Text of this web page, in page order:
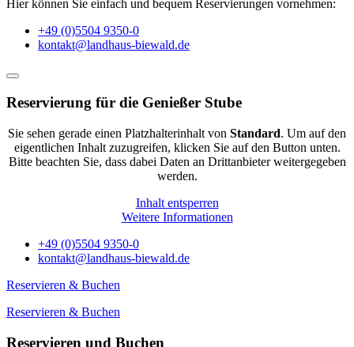
Hier können Sie einfach und bequem Reservierungen vornehmen:
+49 (0)5504 9350-0
kontakt@landhaus-biewald.de
Reservierung für die Genießer Stube
Sie sehen gerade einen Platzhalterinhalt von Standard. Um auf den
eigentlichen Inhalt zuzugreifen, klicken Sie auf den Button unten.
Bitte beachten Sie, dass dabei Daten an Drittanbieter weitergegeben
werden.
Inhalt entsperren
Weitere Informationen
+49 (0)5504 9350-0
kontakt@landhaus-biewald.de
Reservieren & Buchen
Reservieren & Buchen
Reservieren und Buchen